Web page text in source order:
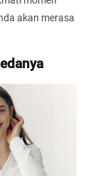
akan merasa